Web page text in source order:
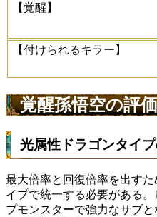
【覚醒】
【付けられるキラー】
覚醒孫悟空の評
光属性ドラゴンタイ
最大倍率と回復倍率を出す
イプで統一する必要がある
プモンスターで強力なサブ